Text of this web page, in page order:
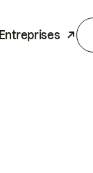
Entreprises